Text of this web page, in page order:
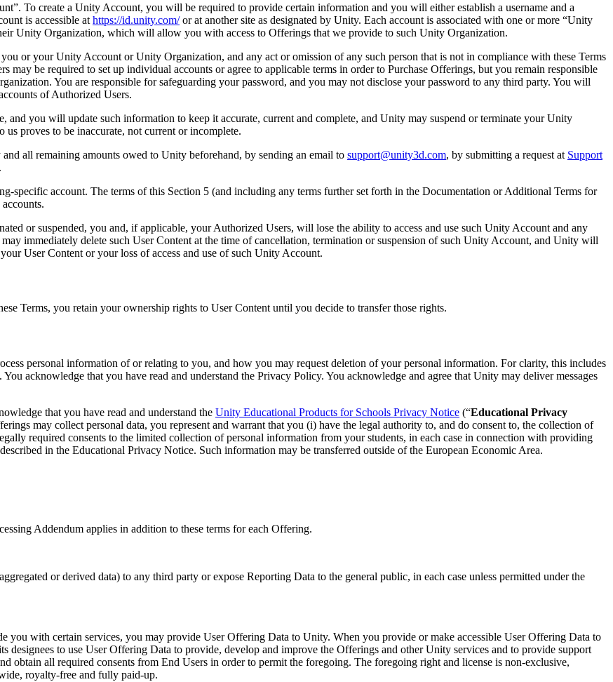
To create a Unity Account, you will be required to provide certain information and you will either establish a username and a
is accessible at https://id.unity.com/or at another site as designated by Unity. Each account is associated with one or more “Unity
Unity Organization, which will allow you with access to Offerings that we provide to such Unity Organization.
or your Unity Account or Unity Organization, and any act or omission of any such person that is not in compliance with these Terms
may be required to set up individual accounts or agree to applicable terms in order to Purchase Offerings, but you remain responsible
You are responsible for safeguarding your password, and you may not disclose your password to any third party. You will
of Authorized Users.
and you will update such information to keep it accurate, current and complete, and Unity may suspend or terminate your Unity
proves to be inaccurate, not current or incomplete.
all remaining amounts owed to Unity beforehand, by sending an email to support@unity3d.com, by submitting a request at Support
specific account. The terms of this Section 5 (and including any terms further set forth in the Documentation or Additional Terms for
or suspended, you and, if applicable, your Authorized Users, will lose the ability to access and use such Unity Account and any
immediately delete such User Content at the time of cancellation, termination or suspension of such Unity Account, and Unity will
User Content or your loss of access and use of such Unity Account.
Terms, you retain your ownership rights to User Content until you decide to transfer those rights.
personal information of or relating to you, and how you may request deletion of your personal information. For clarity, this includes
acknowledge that you have read and understand the Privacy Policy. You acknowledge and agree that Unity may deliver messages
that you have read and understand the Unity Educational Products for Schools Privacy Notice (“Educational Privacy
may collect personal data, you represent and warrant that you (i) have the legal authority to, and do consent to, the collection of
required consents to the limited collection of personal information from your students, in each case in connection with providing
in the Educational Privacy Notice. Such information may be transferred outside of the European Economic Area.
Addendum applies in addition to these terms for each Offering.
or derived data) to any third party or expose Reporting Data to the general public, in each case unless permitted under the
you with certain services, you may provide User Offering Data to Unity. When you provide or make accessible User Offering Data to
designees to use User Offering Data to provide, develop and improve the Offerings and other Unity services and to provide support
obtain all required consents from End Users in order to permit the foregoing. The foregoing right and license is non-exclusive,
royalty-free and fully paid-up.